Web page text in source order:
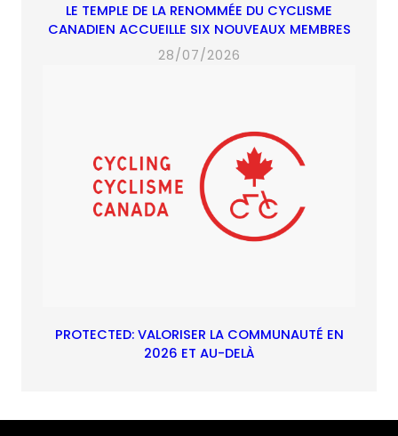
LE TEMPLE DE LA RENOMMÉE DU CYCLISME
CANADIEN ACCUEILLE SIX NOUVEAUX MEMBRES
28/07/2026
PROTECTED: VALORISER LA COMMUNAUTÉ EN
2026 ET AU-DELÀ